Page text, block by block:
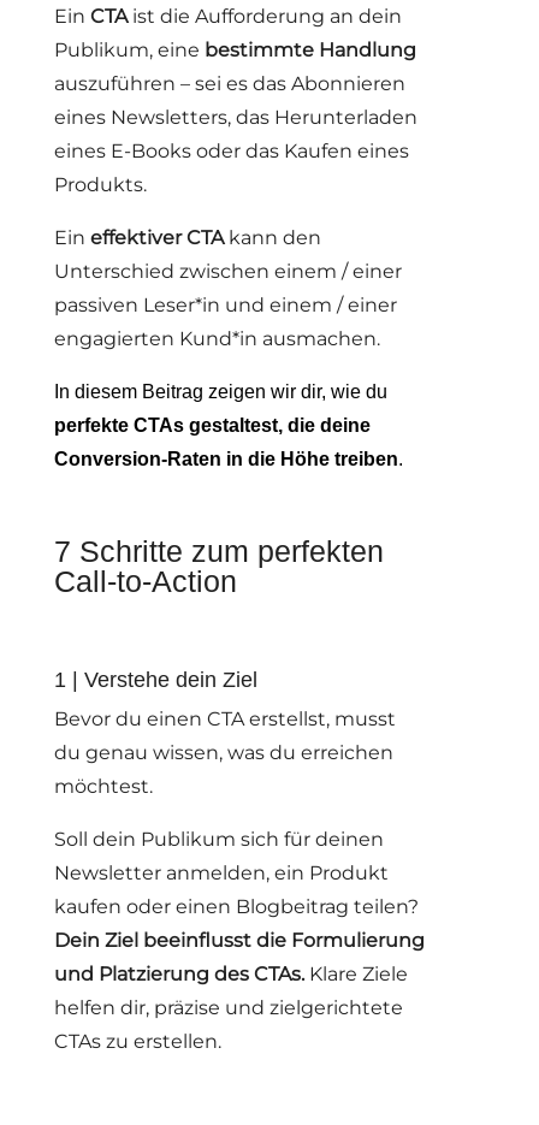
Ein CTAist die Aufforderung an dein
Publikum, eine bestimmte Handlung
auszuführen – sei es das Abonnieren
eines Newsletters, das Herunterladen
eines E-Books oder das Kaufen eines
Produkts.
Ein effektiver CTAkann den
Unterschied zwischen einem / einer
passiven Leser*in und einem / einer
engagierten Kund*in ausmachen.
In diesem Beitrag zeigen wir dir, wie du
perfekte CTAs gestaltest, die deine
Conversion-Raten in die Höhe treiben.
7 Schritte zum perfekten
Call-to-Action
1 | Verstehe dein Ziel
Bevor du einen CTA erstellst, musst
du genau wissen, was du erreichen
möchtest.
Soll dein Publikum sich für deinen
Newsletter anmelden, ein Produkt
kaufen oder einen Blogbeitrag teilen?
Dein Ziel beeinflusst die Formulierung
und Platzierung des CTAs.Klare Ziele
helfen dir, präzise und zielgerichtete
CTAs zu erstellen.